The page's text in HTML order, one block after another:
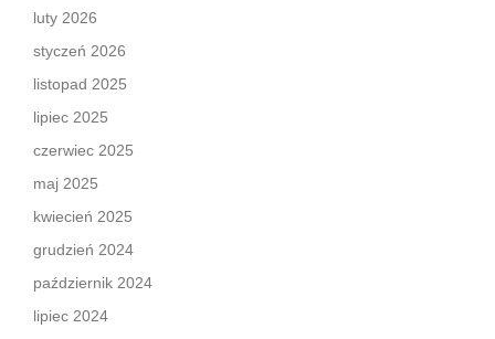
luty 2026
styczeń 2026
listopad 2025
lipiec 2025
czerwiec 2025
maj 2025
kwiecień 2025
grudzień 2024
październik 2024
lipiec 2024